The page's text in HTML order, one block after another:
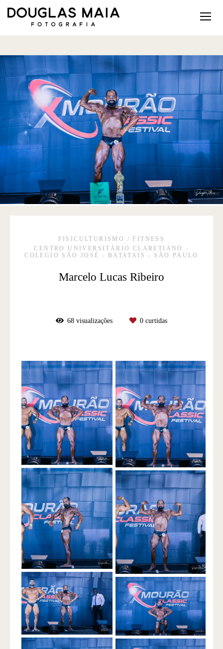
FISICULTURISMO / FITNESS
CENTRO UNIVERSITÁRIO CLARETIANO -
COLEGIO SÃO JOSÉ - BATATAIS - SÃO PAULO
Marcelo Lucas Ribeiro
68 visualizações 0 curtidas